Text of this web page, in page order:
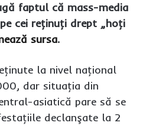
faptul că mass-media
cei reţinuţi drept „hoţi
sursa.
la nivel naţional
dar situaţia din
asiatică pare să se
declanşate la 2